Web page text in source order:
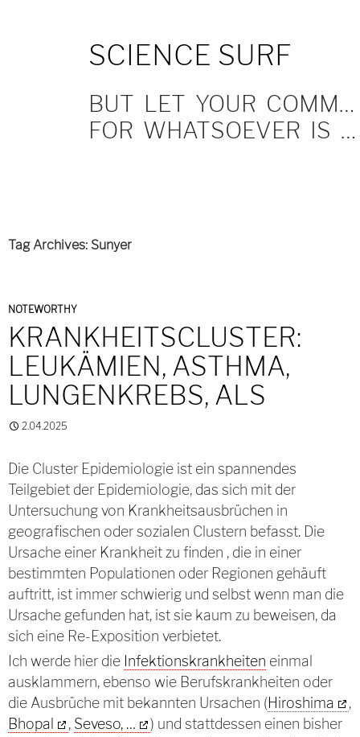
SCIENCE SURF
BUT LET YOUR COMMUNICATION BE YEA, YEA; NAY, NAY.
FOR WHATSOEVER IS MORE THAN THESE COMETH OF EVIL.
Tag Archives: Sunyer
NOTEWORTHY
KRANKHEITSCLUSTER:
LEUKÄMIEN, ASTHMA,
LUNGENKREBS, ALS
2.04.2025
Die Cluster Epidemiologie ist ein spannendes
Teilgebiet der Epidemiologie, das sich mit der
Untersuchung von Krankheitsausbrüchen in
geografischen oder sozialen Clustern befasst. Die
Ursache einer Krankheit zu finden , die in einer
bestimmten Populationen oder Regionen gehäuft
auftritt, ist immer schwierig und selbst wenn man die
Ursache gefunden hat, ist sie kaum zu beweisen, da
sich eine Re-Exposition verbietet.
Ich werde hier die Infektionskrankheiten einmal
ausklammern, ebenso wie Berufskrankheiten oder
die Ausbrüche mit bekannten Ursachen (Hiroshima
,
Bhopal
, Seveso, …
) und stattdessen einen bisher